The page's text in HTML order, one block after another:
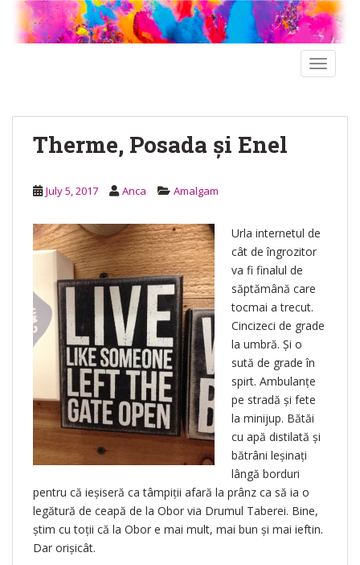
Therme, Posada și Enel
July 5, 2017 Anca Amalgam
Urla internetul de
cât de îngrozitor
va fi finalul de
săptămână care
tocmai a trecut.
Cincizeci de grade
la umbră. Și o
sută de grade în
spirt. Ambulanțe
pe stradă și fete
la minijup. Bătăi
cu apă distilată și
bătrâni leșinați
lângă borduri
pentru că ieșiseră ca tâmpiții afară la prânz ca să ia o
legătură de ceapă de la Obor via Drumul Taberei. Bine,
știm cu toții că la Obor e mai mult, mai bun și mai ieftin.
Dar orișicât.